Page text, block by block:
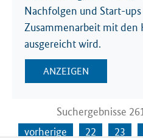
Nachfolgen und Start-
Zusammenarbeit mit den
ausgereicht wird.
ANZEIGEN
Suchergebnisse
vorherige
22 23